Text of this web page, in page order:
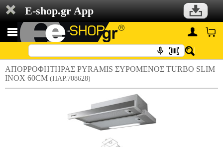
E-shop.gr App
ΑΠΟΡΡΟΦΗΤΗΡΑΣ PYRAMIS ΣΥΡΟΜΕΝΟΣ TURBO SLIM
INOX 60CM (HAP.708628)